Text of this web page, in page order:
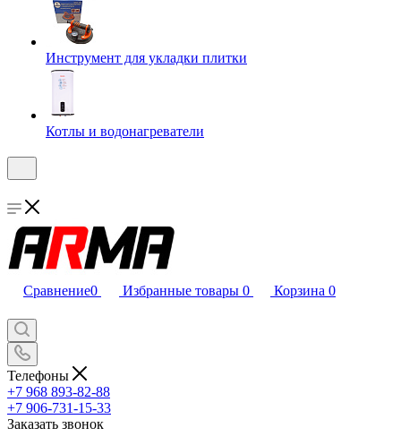
Инструмент для укладки плитки
Котлы и водонагреватели
Сравнение0 Избранные товары 0 Корзина 0
Телефоны
+7 968 893-82-88
+7 906-731-15-33
Заказать звонок